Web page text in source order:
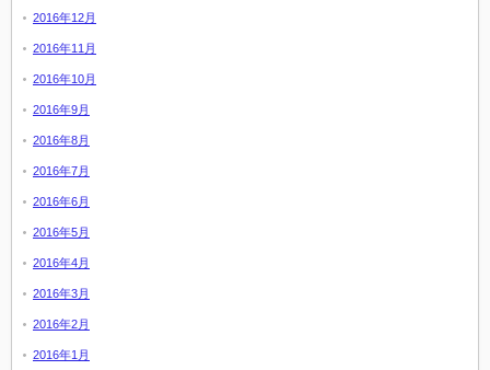
2016年12月
2016年11月
2016年10月
2016年9月
2016年8月
2016年7月
2016年6月
2016年5月
2016年4月
2016年3月
2016年2月
2016年1月